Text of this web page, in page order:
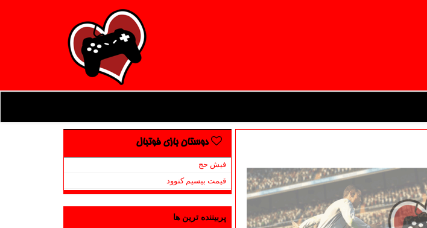
دوستان بازی فوتبال
فیش حج
قیمت بیسیم کنوود
پربیننده ترین ها